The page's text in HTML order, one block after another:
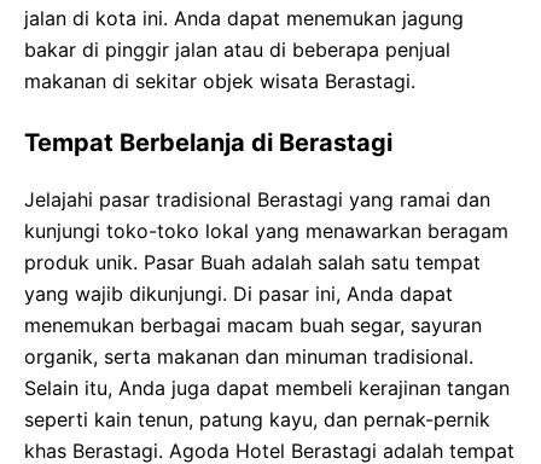
jalan di kota ini. Anda dapat menemukan jagung
bakar di pinggir jalan atau di beberapa penjual
makanan di sekitar objek wisata Berastagi.
Tempat Berbelanja di Berastagi
Jelajahi pasar tradisional Berastagi yang ramai dan
kunjungi toko-toko lokal yang menawarkan beragam
produk unik. Pasar Buah adalah salah satu tempat
yang wajib dikunjungi. Di pasar ini, Anda dapat
menemukan berbagai macam buah segar, sayuran
organik, serta makanan dan minuman tradisional.
Selain itu, Anda juga dapat membeli kerajinan tangan
seperti kain tenun, patung kayu, dan pernak-pernik
khas Berastagi. Agoda Hotel Berastagi adalah tempat